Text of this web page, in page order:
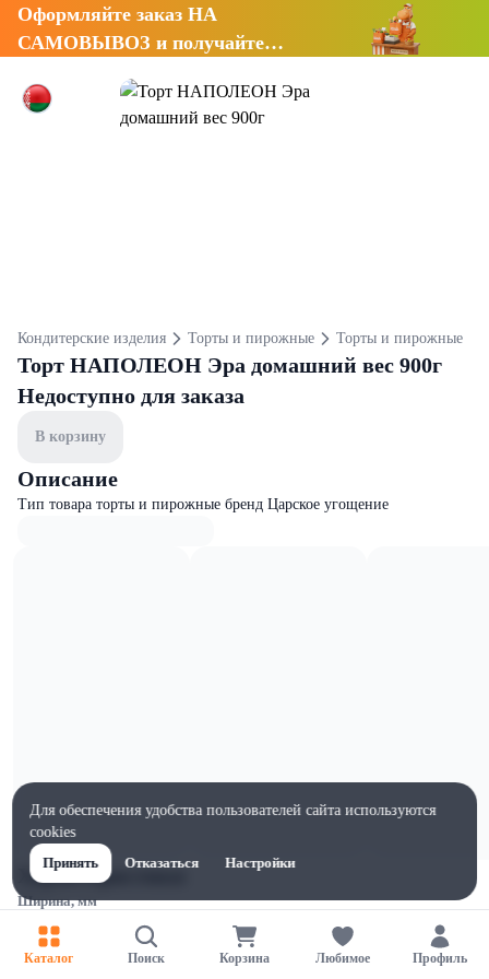
Оформляйте заказ НА
САМОВЫВОЗ и получайте
Кондитерские изделия Торты и пирожные Торты и пирожные
Торт НАПОЛЕОН Эра домашний вес 900г
Недоступно для заказа
В корзину
Описание
Тип товара торты и пирожные бренд Царское угощение
Характеристики
Ширина, мм
100
Высота, мм
Каталог Поиск Корзина Любимое Профиль
Для обеспечения удобства пользователей сайта используются
cookies
Принять
Отказаться Настройки